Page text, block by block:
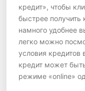
кредит», чтобы
быстрее получить
намного удобнее
легко можно
условия кредитов
кредит может
режиме «online»